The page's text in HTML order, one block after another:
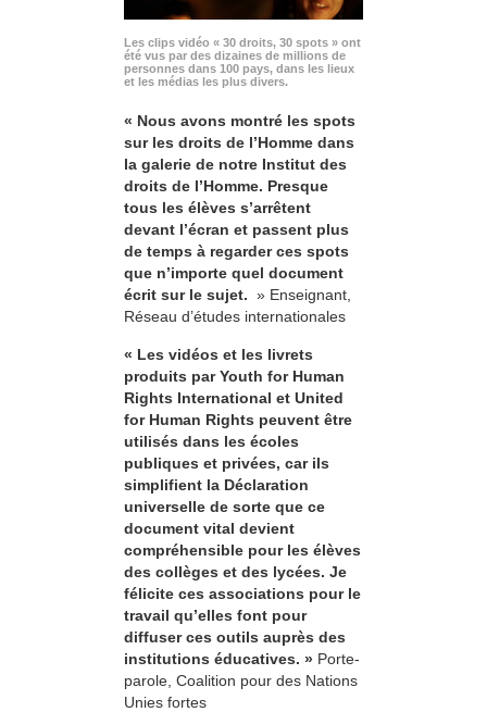
Les clips vidéo « 30 droits, 30 spots » ont
été vus par des dizaines de millions de
personnes dans 100 pays, dans les lieux
et les médias les plus divers.
« Nous avons montré les spots
sur les droits de l’Homme dans
la galerie de notre Institut des
droits de l’Homme. Presque
tous les élèves s’arrêtent
devant l’écran et passent plus
de temps à regarder ces spots
que n’importe quel document
écrit sur le sujet. » Enseignant,
Réseau d’études internationales
« Les vidéos et les livrets
produits par Youth for Human
Rights International et United
for Human Rights peuvent être
utilisés dans les écoles
publiques et privées, car ils
simplifient la Déclaration
universelle de sorte que ce
document vital devient
compréhensible pour les élèves
des collèges et des lycées. Je
félicite ces associations pour le
travail qu’elles font pour
diffuser ces outils auprès des
institutions éducatives. » Porte-
parole, Coalition pour des Nations
Unies fortes